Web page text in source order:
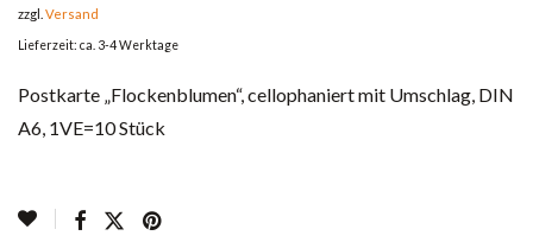
zzgl. Versand
Lieferzeit: ca. 3-4 Werktage
Postkarte „Flockenblumen“, cellophaniert mit Umschlag, DIN
A6, 1VE=10 Stück